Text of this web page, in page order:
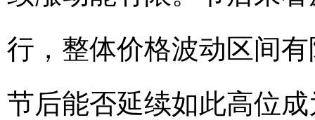
行，整体价格波动区间
节后能否延续如此高位